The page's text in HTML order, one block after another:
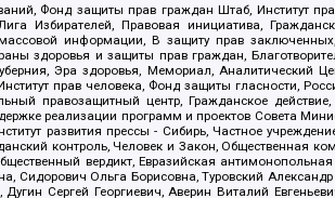
Фонд защиты прав граждан Штаб, Институт
Правовая инициатива,
информации, В защиту прав
здоровья и защиты прав граждан,
Эра здоровья, Мемориал, Аналитический
прав человека, Фонд защиты гласности,
правозащитный центр, Гражданское
реализации программ и проектов Совета
развития прессы - Сибирь, Частное
контроль, Человек и Закон, Общественная
вердикт, Евразийская
Ольга Борисовна, Туровский Александр
Сергей Георгиевич, Аверин Виталий